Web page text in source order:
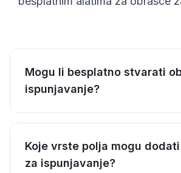
Mogu li besplatno stvarati
ispunjavanje?
Koje vrste polja mogu
za ispunjavanje?